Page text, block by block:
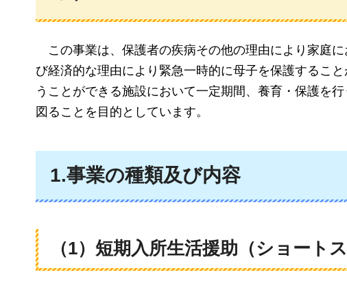
こ の事業は、保護者の疾病その他の理由により家庭
び経済的な理由により緊急一時的に母子を保護するこ
うことができる施設において一定期間、養育・保護を
図ることを目的としています。
1.事業の種類及び内容
（1）短期入所生活援助（ショート